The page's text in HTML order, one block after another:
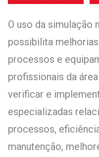
O uso da simulação
possibilita
processos e
profissionais da
verificar e
especializadas
processos,
manutenção,